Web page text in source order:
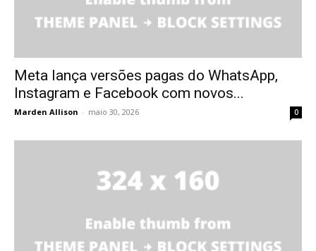
Meta lança versões pagas do WhatsApp,
Instagram e Facebook com novos...
Marden Allison - maio 30, 2026 0